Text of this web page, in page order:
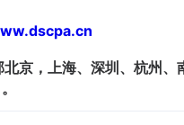
北京，上海、深圳、杭州、